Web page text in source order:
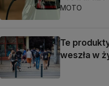
MOTO
Te
weszła w